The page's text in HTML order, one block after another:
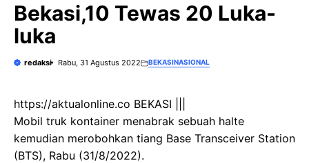
Bekasi,10 Tewas 20 Luka-
luka
redaksi Rabu, 31 Agustus 2022 BEKASINASIONAL
https://aktualonline.co BEKASI |||
Mobil truk kontainer menabrak sebuah halte
kemudian merobohkan tiang Base Transceiver Station
(BTS), Rabu (31/8/2022).